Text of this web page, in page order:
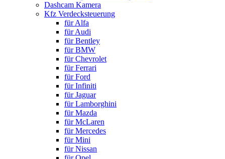
Dashcam Kamera
Kfz Verdecksteuerung
für Alfa
für Audi
für Bentley
für BMW
für Chevrolet
für Ferrari
für Ford
für Infiniti
für Jaguar
für Lamborghini
für Mazda
für McLaren
für Mercedes
für Mini
für Nissan